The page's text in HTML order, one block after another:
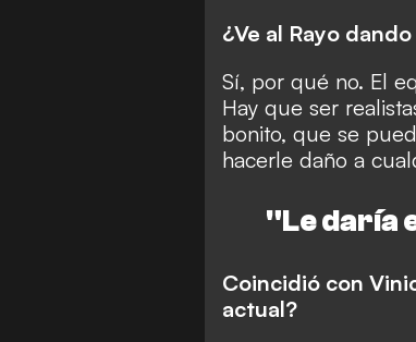
¿Ve al Rayo
Sí, por qué no. El
Hay que ser
bonito, que se
hacerle daño a
"Le daría
Coincidió con
actual?